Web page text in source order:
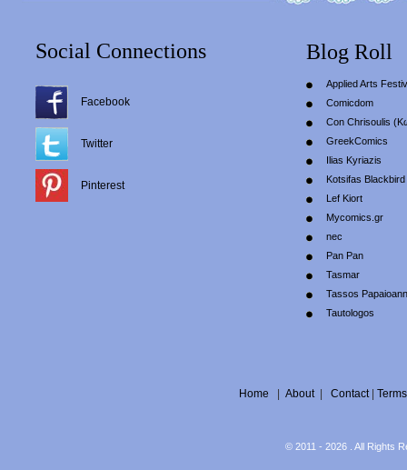
Social Connections
Facebook
Twitter
Pinterest
Blog Roll
Applied Arts
Comicdom
Con Chrisoulis
GreekComics
Ilias Kyriazis
Kotsifas Blackbird
Lef Kiort
Mycomics.gr
nec
Pan Pan
Tasmar
Tassos
Tautologos
Home About| Contact| Terms
© 2011 - 2026 . All Rights